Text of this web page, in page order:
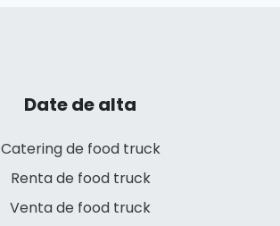
Date de alta
Catering de food truck
Renta de food truck
Venta de food truck